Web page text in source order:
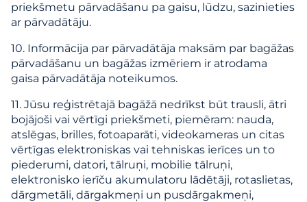
priekšmetu pārvadāšanu pa gaisu, lūdzu, sazinieties
ar pārvadātāju.
10. Informācija par pārvadātāja maksām par bagāžas
pārvadāšanu un bagāžas izmēriem ir atrodama
gaisa pārvadātāja noteikumos.
11. Jūsu reģistrētajā bagāžā nedrīkst būt trausli, ātri
bojājoši vai vērtīgi priekšmeti, piemēram: nauda,
atslēgas, brilles, fotoaparāti, videokameras un citas
vērtīgas elektroniskas vai tehniskas ierīces un to
piederumi, datori, tālruņi, mobilie tālruņi,
elektronisko ierīču akumulatoru lādētāji, rotaslietas,
dārgmetāli, dārgakmeņi un pusdārgakmeņi,